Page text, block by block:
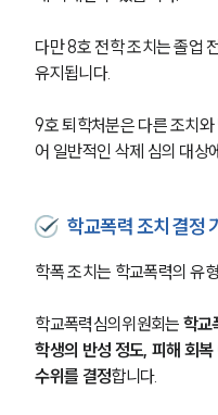
다만 8호 전학 조치는 졸업
유지됩니다.
9호 퇴학처분은 다른 조치
어 일반적인 삭제 심의 대상
학교폭력 조치 결정
학폭 조치는 학교폭력의 유
학교폭력심의위원회는 학교
학생의 반성 정도, 피해 회
수위를 결정합니다.